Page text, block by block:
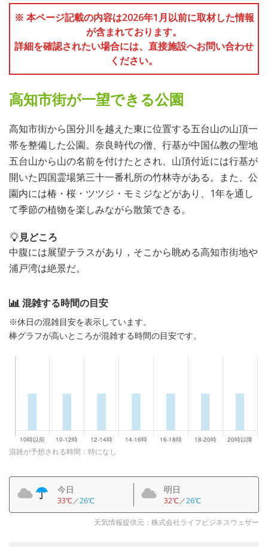
※ 本ページ記載の内容は2026年1月以前に取材した情報
が含まれております。
詳細を確認されたい場合には、直接施設へお問い合わせ
ください。
高知市街が一望できる公園
高知市街から国分川を越えた東に位置する五台山の山頂一
帯を整備した公園。奈良時代の僧、行基が中国仏教の聖地
五台山から山の名前を付けたとされ、山頂付近には行基が
開いた四国霊場第三十一番札所の竹林寺がある。また、公
園内には椿・桜・ツツジ・モミジなどがあり、1年を通し
て季節の植物を楽しみながら散策できる。
見どころ
中腹には展望テラスがあり，そこから眺める高知市街地や
浦戸湾は絶景だ。
混雑する時間の目安
※休日の混雑目安を表示しています。
棒グラフが高いところが混雑する時間の目安です。
混雑が予想される時間：特になし
今日
33℃／26℃
明日
32℃／26℃
天気情報提供元：株式会社ライフビジネスウェザー